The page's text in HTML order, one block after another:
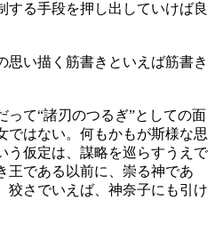
する手段を押し出していけば良
い描く筋書きといえば筋書き
て“諸刃のつるぎ”としての面
ではない。何もかもが斯様な思
う仮定は、謀略を巡らすうえで
王である以前に、崇る神であ
狡さでいえば、神奈子にも引け